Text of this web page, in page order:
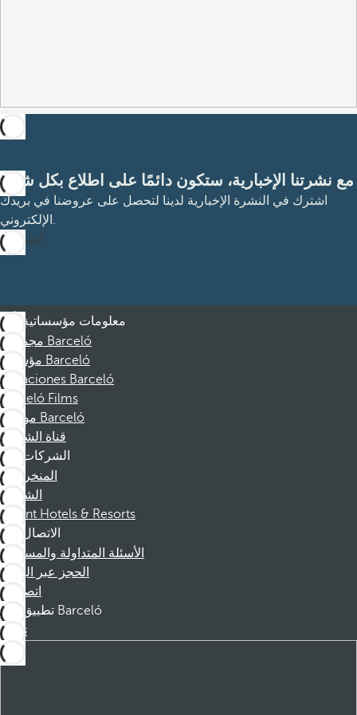
مع نشرتنا الإخبارية، ستكون دائمًا على اطلاع بكل شيء
اشترك في النشرة الإخبارية لدينا لتحصل على عروضنا في بريدك
الإلكتروني.
الاشتراك
معلومات مؤسساتية
مجموعة Barceló
مؤسسة Barceló
Vacaciones Barceló
Barceló Films
موظفو Barceló
قناة الشكوى
الشركات
المنخرطين
الشركاء
Dorint Hotels & Resorts
الاتصال
الأسئلة المتداولة والمساعدة
الحجز عبر الهاتف
اتصل بنا
تطبيق Barceló
تنزيل